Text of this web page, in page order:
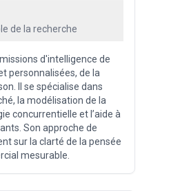
de la recherche
d'intelligence de
personnalisées, de la
Il se spécialise dans
la modélisation de la
concurrentielle et l’aide à
Son approche de
sur la clarté de la pensée
mesurable.